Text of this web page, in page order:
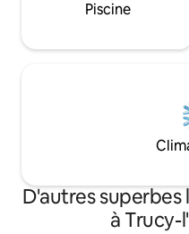
Piscine
D'autres
à